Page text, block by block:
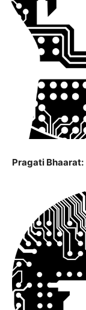
Pragati Bhaarat: